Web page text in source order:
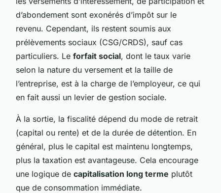
d’abondement sont exonérés d’impôt sur le
revenu. Cependant, ils restent soumis aux
prélèvements sociaux (CSG/CRDS), sauf cas
particuliers. Le forfait social, dont le taux varie
selon la nature du versement et la taille de
l’entreprise, est à la charge de l’employeur, ce qui
en fait aussi un levier de gestion sociale.
À la sortie, la fiscalité dépend du mode de retrait
(capital ou rente) et de la durée de détention. En
général, plus le capital est maintenu longtemps,
plus la taxation est avantageuse. Cela encourage
une logique de capitalisation long terme plutôt
que de consommation immédiate.